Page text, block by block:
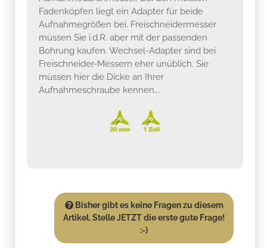
Fadenköpfen liegt ein Adapter für beide
Aufnahmegrößen bei. Freischneidermesser
müssen Sie i.d.R. aber mit der passenden
Bohrung kaufen. Wechsel-Adapter sind bei
Freischneider-Messern eher unüblich. Sie
müssen hier die Dicke an Ihrer
Aufnahmeschraube kennen...
Bisher gibt es keine Fragen zu diesem
Artikel. Stelle JETZT die erste gute Frage!
:-)